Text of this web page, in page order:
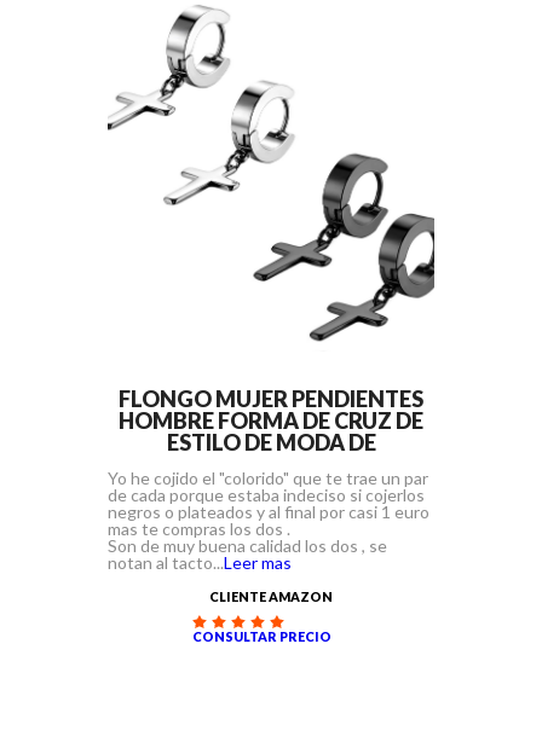
FLONGO MUJER PENDIENTES
HOMBRE FORMA DE CRUZ DE
ESTILO DE MODA DE
Yo he cojido el "colorido" que te trae un par
de cada porque estaba indeciso si cojerlos
negros o plateados y al final por casi 1 euro
mas te compras los dos .
Son de muy buena calidad los dos , se
notan al tacto...Leer mas
CLIENTE AMAZON
CONSULTAR PRECIO